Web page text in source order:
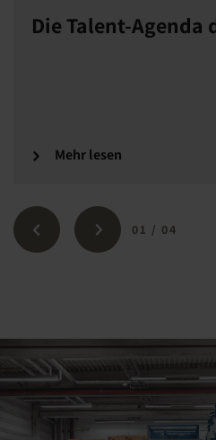
Die Talent-Agenda
Mehr lesen
01 / 04